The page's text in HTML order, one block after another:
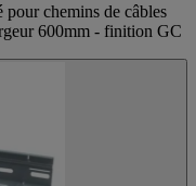
chemins de câbles
600mm - finition GC